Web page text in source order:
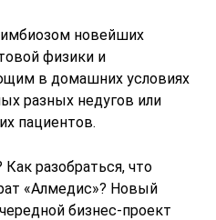
новейших
физики и
в домашних условиях
разных недугов или
пациентов.
разобраться, что
«Алмедис»? Новый
бизнес-проект